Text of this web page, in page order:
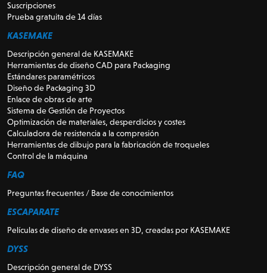
Suscripciones
Prueba gratuita de 14 días
KASEMAKE
Descripción general de KASEMAKE
Herramientas de diseño CAD para Packaging
Estándares paramétricos
Diseño de Packaging 3D
Enlace de obras de arte
Sistema de Gestión de Proyectos
Optimización de materiales, desperdicios y costes
Calculadora de resistencia a la compresión
Herramientas de dibujo para la fabricación de troqueles
Control de la máquina
FAQ
Preguntas frecuentes / Base de conocimientos
ESCAPARATE
Películas de diseño de envases en 3D, creadas por KASEMAKE
DYSS
Descripción general de DYSS